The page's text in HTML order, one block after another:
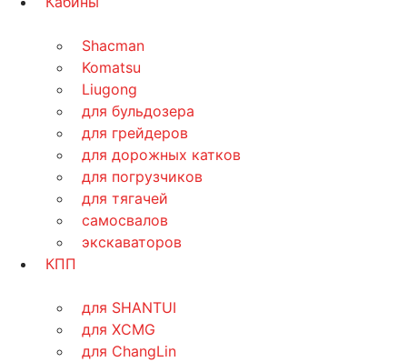
Shacman
Komatsu
Liugong
для бульдозера
для грейдеров
для дорожных катков
для погрузчиков
для тягачей
самосвалов
экскаваторов
КПП
для SHANTUI
для XCMG
для ChangLin